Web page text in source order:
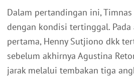
Dalam pertandingan ini,
dengan kondisi tertinggal.
pertama, Henny Sutjiono dkk
sebelum akhirnya Agustina
jarak melalui tembakan tiga